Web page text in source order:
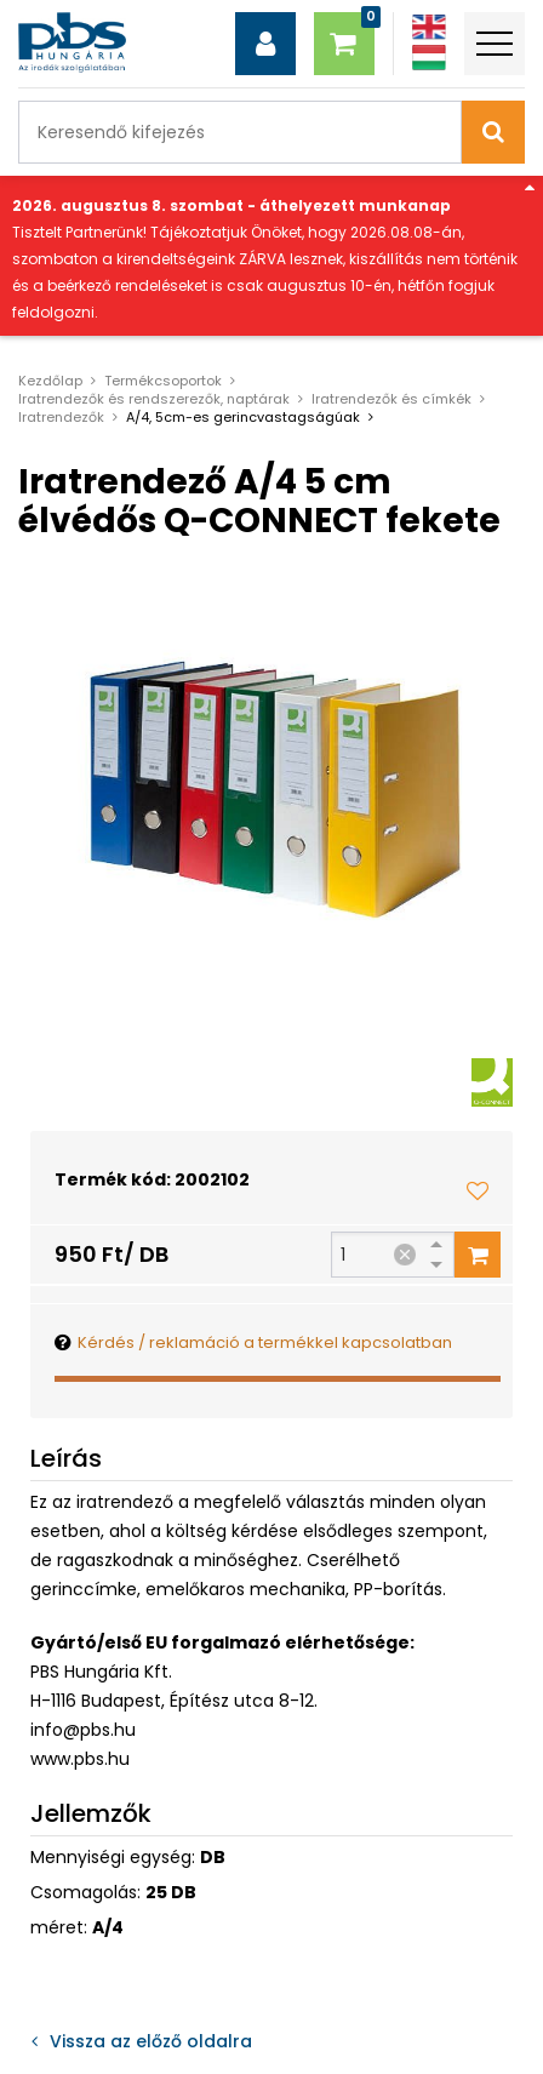
2026. augusztus 8. szombat - áthelyezett munkanap
Tisztelt Partnerünk! Tájékoztatjuk Önöket, hogy 2026.08.08-án,
szombaton a kirendeltségeink ZÁRVA lesznek, kiszállítás nem történik
és a beérkező rendeléseket is csak augusztus 10-én, hétfőn fogjuk
feldolgozni.
Kezdőlap
Termékcsoportok
Iratrendezők és rendszerezők, naptárak
Iratrendezők és címkék
Iratrendezők
A/4, 5cm-es gerincvastagságúak
Iratrendező A/4 5 cm
élvédős Q-CONNECT fekete
Termék kód: 2002102
950 Ft/ DB
Kérdés / reklamáció a termékkel kapcsolatban
Leírás
Ez az iratrendező a megfelelő választás minden olyan
esetben, ahol a költség kérdése elsődleges szempont,
de ragaszkodnak a minőséghez. Cserélhető
gerinccímke, emelőkaros mechanika, PP-borítás.
Gyártó/első EU forgalmazó elérhetősége:
PBS Hungária Kft.
H-1116 Budapest, Építész utca 8-12.
info@pbs.hu
www.pbs.hu
Jellemzők
Mennyiségi egység: DB
Csomagolás: 25 DB
méret: A/4
Vissza az előző oldalra